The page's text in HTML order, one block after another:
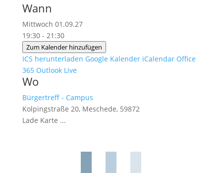
Wann
Mittwoch 01.09.27
19:30 - 21:30
Zum Kalender hinzufügen
ICS herunterladen Google Kalender iCalendar Office
365 Outlook Live
Wo
Bürgertreff - Campus
Kolpingstraße 20, Meschede, 59872
Lade Karte ...